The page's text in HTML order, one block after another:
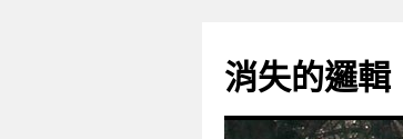
主
要
消失的邏輯